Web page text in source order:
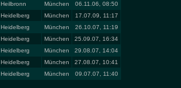
Heilbronn München
06.11.06, 08:50
Heidelberg München
17.07.09, 11:17
Heidelberg München
26.10.07, 11:19
Heidelberg München
25.09.07, 16:34
Heidelberg München
29.08.07, 14:04
Heidelberg München
27.08.07, 10:41
Heidelberg München 09.07.07, 11:40